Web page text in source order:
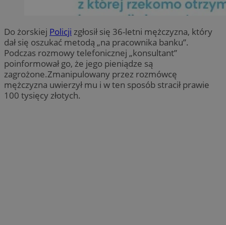
Do żorskiej Policji zgłosił się 36-letni mężczyzna, który
dał się oszukać metodą „na pracownika banku”.
Podczas rozmowy telefonicznej „konsultant”
poinformował go, że jego pieniądze są
zagrożone.Zmanipulowany przez rozmówcę
mężczyzna uwierzył mu i w ten sposób stracił prawie
100 tysięcy złotych.